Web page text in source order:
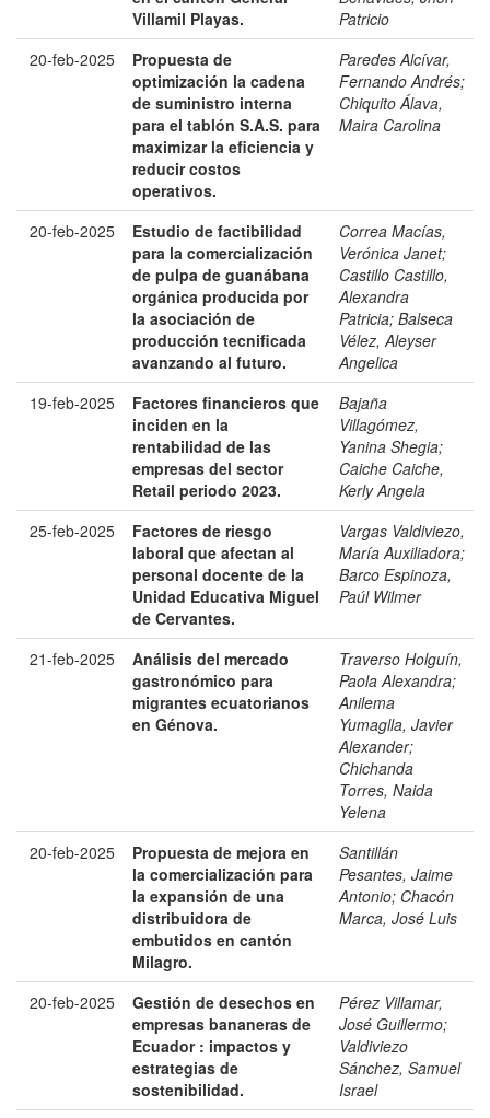
Villamil Playas.
Patricio
20-feb-2025
Propuesta de
optimización la cadena
de suministro interna
para el tablón S.A.S. para
maximizar la eficiencia y
reducir costos
operativos.
Paredes Alcívar,
Fernando Andrés;
Chiquito Álava,
Maira Carolina
20-feb-2025
Estudio de factibilidad
para la comercialización
de pulpa de guanábana
orgánica producida por
la asociación de
producción tecnificada
avanzando al futuro.
Correa Macías,
Verónica Janet;
Castillo Castillo,
Alexandra
Patricia; Balseca
Vélez, Aleyser
Angelica
19-feb-2025
Factores financieros que
inciden en la
rentabilidad de las
empresas del sector
Retail periodo 2023.
Bajaña
Villagómez,
Yanina Shegia;
Caiche Caiche,
Kerly Angela
25-feb-2025
Factores de riesgo
laboral que afectan al
personal docente de la
Unidad Educativa Miguel
de Cervantes.
Vargas Valdiviezo,
María Auxiliadora;
Barco Espinoza,
Paúl Wilmer
21-feb-2025
Análisis del mercado
gastronómico para
migrantes ecuatorianos
en Génova.
Traverso Holguín,
Paola Alexandra;
Anilema
Yumaglla, Javier
Alexander;
Chichanda
Torres, Naida
Yelena
20-feb-2025
Propuesta de mejora en
la comercialización para
la expansión de una
distribuidora de
embutidos en cantón
Milagro.
Santillán
Pesantes, Jaime
Antonio; Chacón
Marca, José Luis
20-feb-2025
Gestión de desechos en
empresas bananeras de
Ecuador : impactos y
estrategias de
sostenibilidad.
Pérez Villamar,
José Guillermo;
Valdiviezo
Sánchez, Samuel
Israel